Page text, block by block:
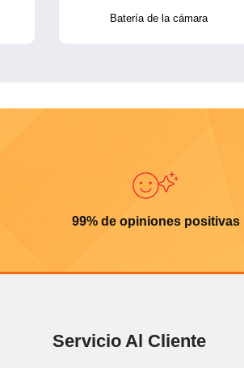
Batería de la cámara
99% de opiniones positivas
Servicio Al Cliente